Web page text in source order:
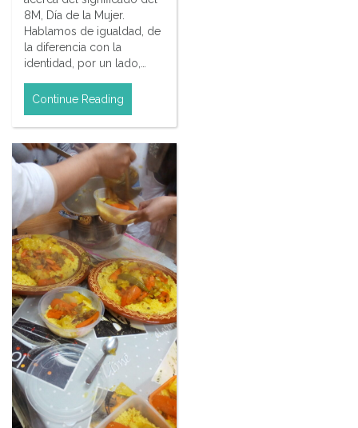
8M, Día de la Mujer.
Hablamos de igualdad, de
la diferencia con la
identidad, por un lado,…
Continue Reading